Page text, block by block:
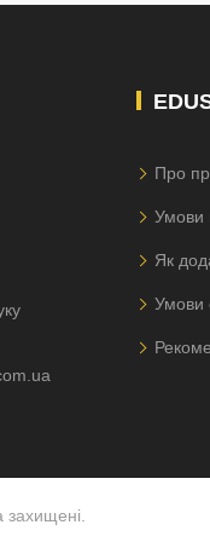
Про
Умови
Як
Умови
захищені.